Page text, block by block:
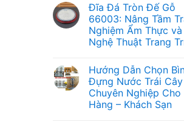
Đĩa Đá Tròn Đế Gỗ
66003: Nâng Tầm
Nghiệm Ẩm Thực và
Nghệ Thuật Trang
bình
luận
ở
Đĩa
Đá
Tròn
Hướng Dẫn Chọn
Đựng Nước Trái Cây
Chuyên Nghiệp Cho
Hàng – Khách Sạn